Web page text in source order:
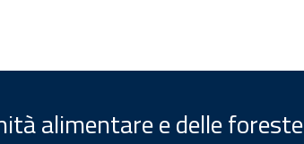
alimentare e delle foreste